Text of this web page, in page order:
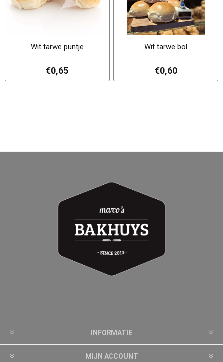
Wit tarwe puntje
€0,65
Wit tarwe bol
€0,60
INFORMATIE
MIJN ACCOUNT